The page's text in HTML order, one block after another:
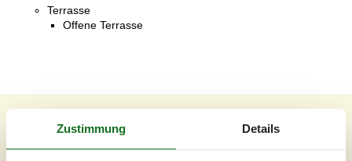
Terrasse
Offene Terrasse
Zustimmung Details